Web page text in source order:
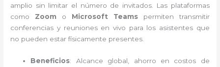
amplio sin limitar el número de invitados. Las plataformas
como Zoom o Microsoft Teamspermiten transmitir
conferencias y reuniones en vivo para los asistentes que
no pueden estar físicamente presentes.
Beneficios: Alcance global, ahorro en costos de